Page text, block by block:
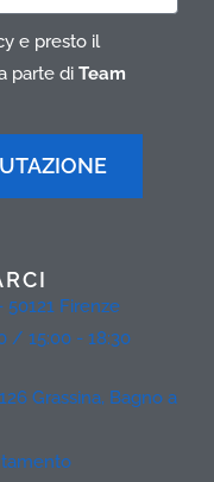
e presto il
parte di Team
50121 Firenze
/ 15:00 - 18:30
Grassina, Bagno a